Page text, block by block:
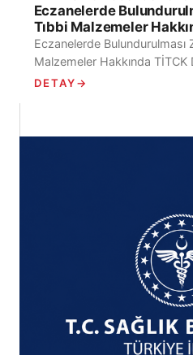
Eczanelerde
Tıbbi Malzemeler
Eczanelerde Bulundurulması
Malzemeler Hakkında
Tıbbi Cihaz Kurumu Eczaneler
DETAY→